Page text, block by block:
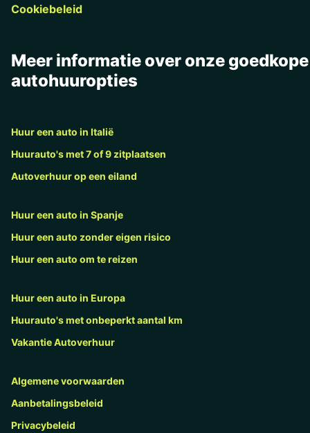
Cookiebeleid
Meer informatie over onze goedkope
autohuuropties
Huur een auto in Italië
Huurauto's met 7 of 9 zitplaatsen
Autoverhuur op een eiland
Huur een auto in Spanje
Huur een auto zonder eigen risico
Huur een auto om te reizen
Huur een auto in Europa
Huurauto's met onbeperkt aantal km
Vakantie Autoverhuur
Algemene voorwaarden
Aanbetalingsbeleid
Privacybeleid